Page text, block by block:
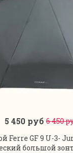
В корзину
5 450 руб6 450
Ferre GF 9 U-3-
большой